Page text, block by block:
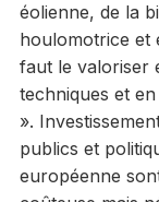
éolienne, de la
houlomotrice et
faut le valoriser
techniques et
».
publics et
européenne